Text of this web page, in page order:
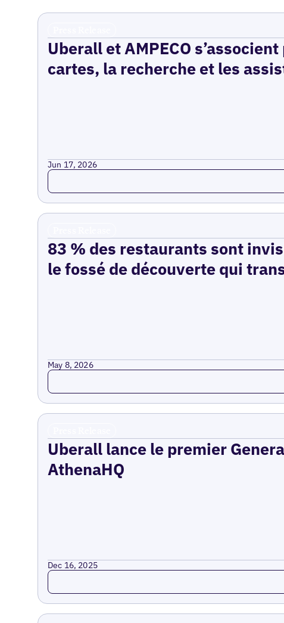
Uberall et AMPECO
cartes, la recherche et les
Jun 17, 2026
Read more
83 % des restaurants sont
le fossé de découverte qui
May 8, 2026
Read more
Uberall lance le premier
AthenaHQ
Dec 16, 2025
Read more